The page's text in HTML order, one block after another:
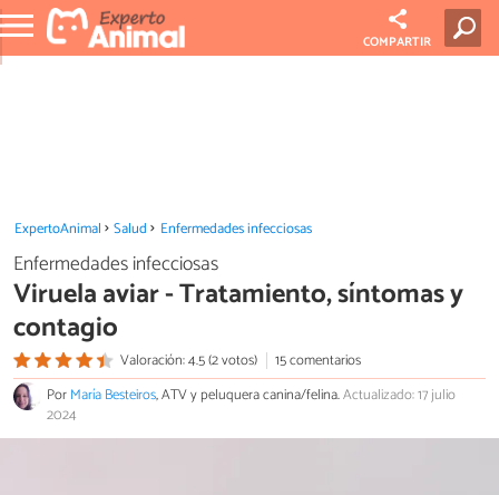
COMPARTIR
ExpertoAnimal Salud Enfermedades infecciosas
Enfermedades infecciosas
Viruela aviar - Tratamiento, síntomas y
contagio
Valoración: 4.5 (2 votos)
15 comentarios
PorMaría Besteiros, ATV y peluquera canina/felina.Actualizado: 17 julio
2024